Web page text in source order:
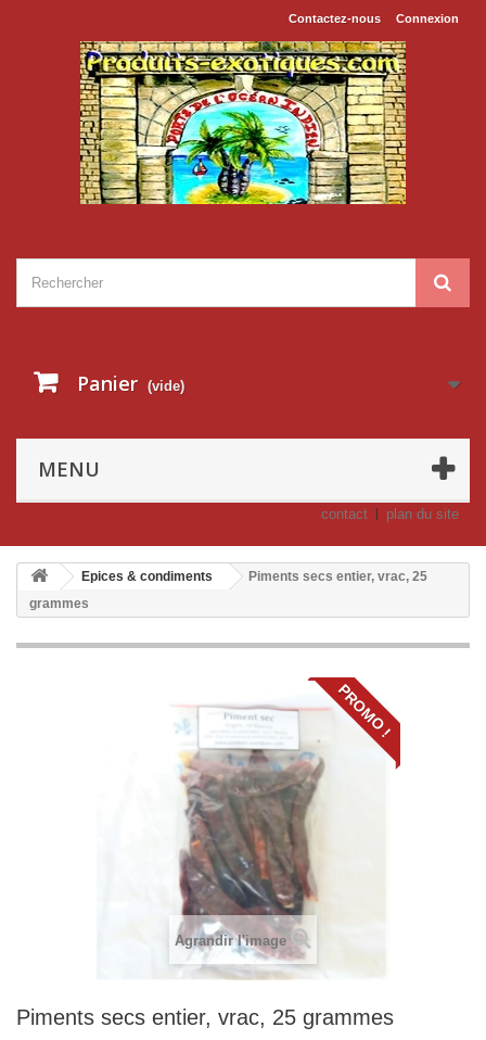
Connexion
Contactez-nous
Panier (vide)
MENU
contact plan du site
Epices & condiments
Piments secs entier, vrac, 25
grammes
PROMO !
Agrandir l'image
Piments secs entier, vrac, 25 grammes